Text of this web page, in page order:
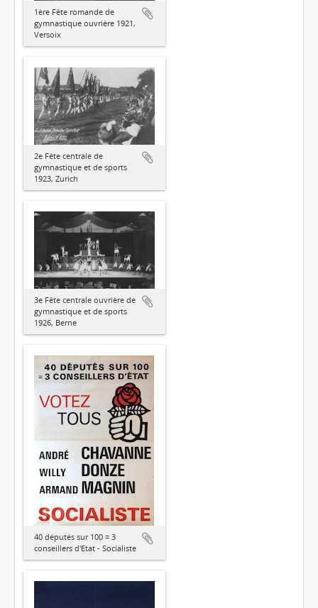
1ère Fête romande de
gymnastique ouvrière 1921,
Versoix
2e Fête centrale de
gymnastique et de sports
1923, Zurich
3e Fête centrale ouvrière de
gymnastique et de sports
1926, Berne
40 députés sur 100 = 3
conseillers d'Etat - Socialiste